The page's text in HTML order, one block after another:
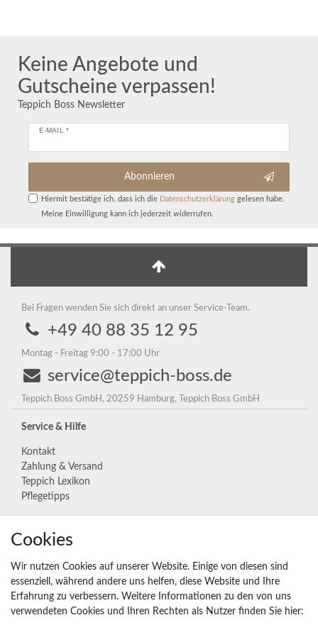
Keine Angebote und
Gutscheine verpassen!
Teppich Boss Newsletter
E-MAIL *
Abonnieren
Hiermit bestätige ich, dass ich die Daten­schutz­erklärunggelesen habe.
Meine Einwilligung kann ich jederzeit widerrufen.
Bei Fragen wenden Sie sich direkt an unser Service-Team.
+49 40 88 35 12 95
Montag - Freitag 9:00 - 17:00 Uhr
service@teppich-boss.de
Teppich Boss GmbH, 20259 Hamburg, Teppich Boss GmbH
Service & Hilfe
Kontakt
Zahlung & Versand
Teppich Lexikon
Pflegetipps
Unternehmen
Widerrufs­recht
Vertrag widerrufen
Impressum
Daten­schutz­erklärung
Cookies
Wir nutzen Cookies auf unserer Website. Einige von diesen sind
essenziell, während andere uns helfen, diese Website und Ihre
Erfahrung zu verbessern. Weitere Informationen zu den von uns
verwendeten Cookies und Ihren Rechten als Nutzer finden Sie hier: